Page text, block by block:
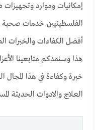
إمكانيات وموارد وتجهيزات
الفلسطينيين خدمات
أفضل الكفاءات والخبرات
هذا وسنمدكم متابعينا
خبرة وكفاءة في هذا
العلاج والادوات الحديثة